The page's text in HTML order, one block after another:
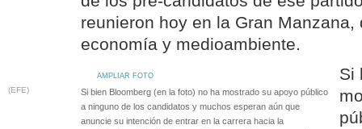
reunieron hoy en la Gran Manzana,
economía y medioambiente.
AMPLIAR FOTO
(EFE)
Si bien Bloomberg (en la foto) no ha mostrado su apoyo público
a ninguno de los candidatos y muchos esperan aún que
anuncie su intención de entrar en la carrera hacia la
Si